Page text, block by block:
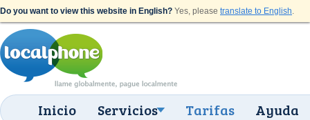
Do you want to view this website in English? Yes, please translate to English.
Inicio Servicios Tarifas Ayuda